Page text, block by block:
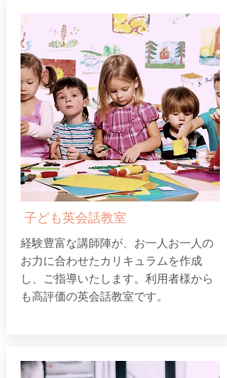
子ども英会話教室
経験豊富な講師陣が、お一人お一人の
お力に合わせたカリキュラムを作成
し、ご指導いたします。利用者様から
も高評価の英会話教室です。